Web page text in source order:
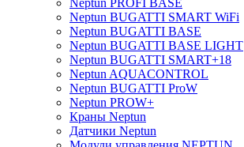
Neptun PROFI BASE
Neptun BUGATTI SMART WiFi
Neptun BUGATTI BASE
Neptun BUGATTI BASE LIGHT
Neptun BUGATTI SMART+18
Neptun AQUACONTROL
Neptun BUGATTI ProW
Neptun PROW+
Краны Neptun
Датчики Neptun